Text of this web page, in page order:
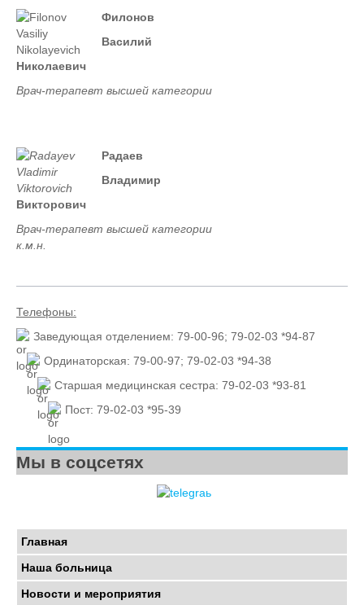
Филонов
Василий
Николаевич
Врач-терапевт высшей категории
Радаев
Владимир
Викторович
Врач-терапевт высшей категории
к.м.н.
Телефоны:
Заведующая отделением: 79-00-96; 79-02-03 *94-87
Ординаторская: 79-00-97; 79-02-03 *94-38
Старшая медицинская сестра: 79-02-03 *93-81
Пост: 79-02-03 *95-39
Мы в соцсетях
Главная
Наша больница
Новости и мероприятия